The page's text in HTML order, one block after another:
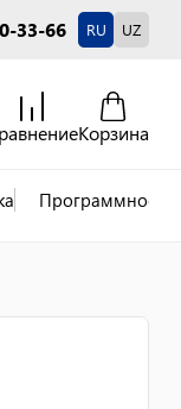
33-66 RU UZ
Корзина
Программное